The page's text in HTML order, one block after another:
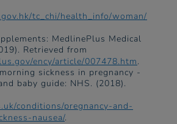
tc_chi/health_info/woman/
MedlinePlus Medical
Retrieved from
ency/article/007478.htm.
sickness in pregnancy -
baby guide: NHS. (2018).
conditions/pregnancy-and-
nausea/.